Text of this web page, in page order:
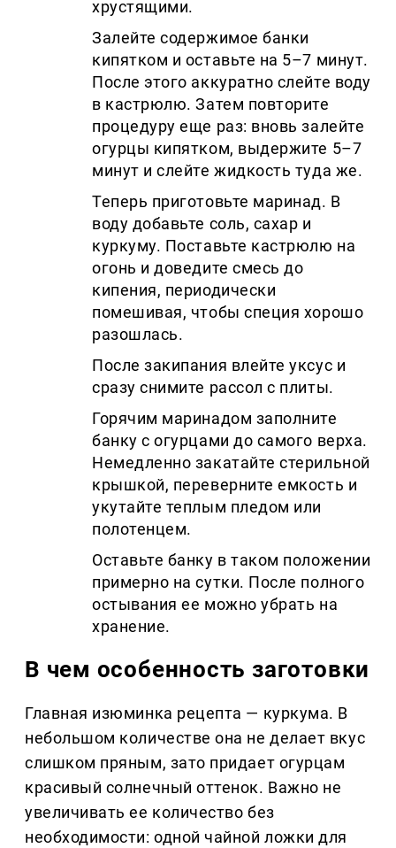
хрустящими.
Залейте содержимое банки
кипятком и оставьте на 5–7 минут.
После этого аккуратно слейте воду
в кастрюлю. Затем повторите
процедуру еще раз: вновь залейте
огурцы кипятком, выдержите 5–7
минут и слейте жидкость туда же.
Теперь приготовьте маринад. В
воду добавьте соль, сахар и
куркуму. Поставьте кастрюлю на
огонь и доведите смесь до
кипения, периодически
помешивая, чтобы специя хорошо
разошлась.
После закипания влейте уксус и
сразу снимите рассол с плиты.
Горячим маринадом заполните
банку с огурцами до самого верха.
Немедленно закатайте стерильной
крышкой, переверните емкость и
укутайте теплым пледом или
полотенцем.
Оставьте банку в таком положении
примерно на сутки. После полного
остывания ее можно убрать на
хранение.
В чем особенность заготовки
Главная изюминка рецепта — куркума. В
небольшом количестве она не делает вкус
слишком пряным, зато придает огурцам
красивый солнечный оттенок. Важно не
увеличивать ее количество без
необходимости: одной чайной ложки для